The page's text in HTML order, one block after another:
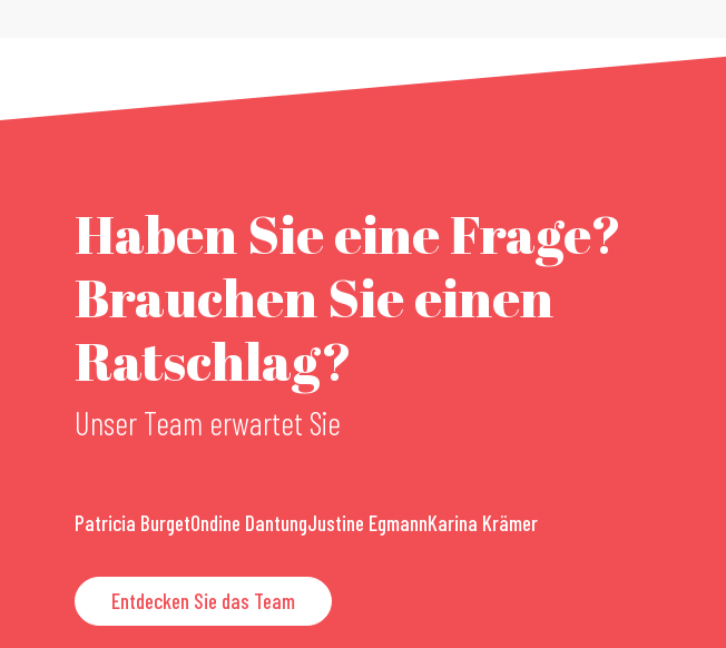
Haben Sie eine Frage?
Brauchen Sie einen
Ratschlag?
Unser Team erwartet Sie
Patricia BurgetOndine DantungJustine EgmannKarina Krämer
Entdecken Sie das Team